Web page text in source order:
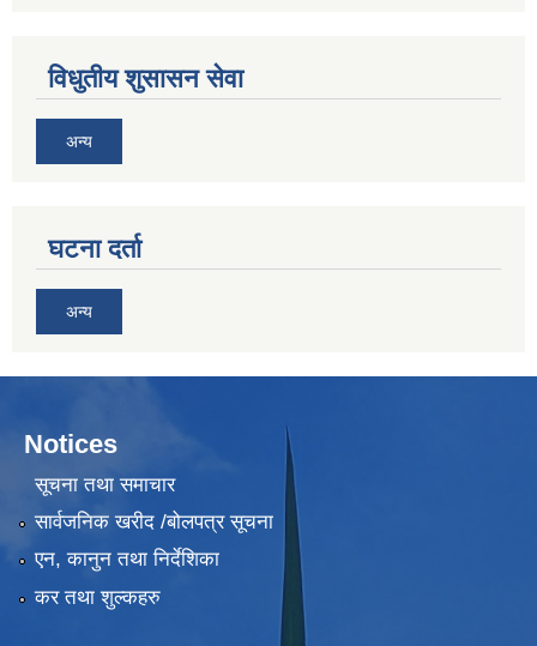
विधुतीय शुसासन सेवा
अन्य
घटना दर्ता
अन्य
Notices
सूचना तथा समाचार
सार्वजनिक खरीद /बोलपत्र सूचना
एन, कानुन तथा निर्देशिका
कर तथा शुल्कहरु